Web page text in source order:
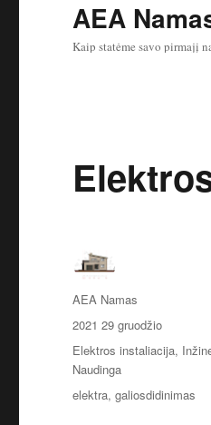
AEA
Kaip statėme savo pirmajį
Autorius
AEA Namas
Paskelbta
2021 29 gruodžio
Kategorijos
Elektros instaliacija,
Naudinga
Žymos
elektra,galiosdidinimas